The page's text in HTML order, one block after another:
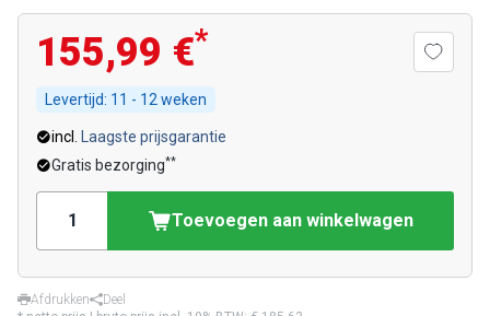
155,99 €*
Levertijd: 11 - 12 weken
incl.
Laagste prijsgarantie
Gratis bezorging**
Toevoegen aan winkelwagen
Afdrukken
Deel